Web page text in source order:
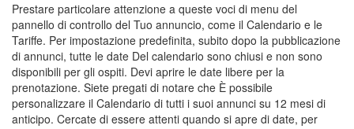
Prestare particolare attenzione a queste voci di menu del
pannello di controllo del Tuo annuncio, come il Calendario e le
Tariffe. Per impostazione predefinita, subito dopo la pubblicazione
di annunci, tutte le date Del calendario sono chiusi e non sono
disponibili per gli ospiti. Devi aprire le date libere per la
prenotazione. Siete pregati di notare che È possibile
personalizzare il Calendario di tutti i suoi annunci su 12 mesi di
anticipo. Cercate di essere attenti quando si apre di date, per